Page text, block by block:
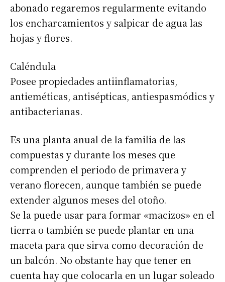
abonado regaremos regularmente evitando
los encharcamientos y salpicar de agua las
hojas y flores.
Caléndula
Posee propiedades antiinflamatorias,
antieméticas, antisépticas, antiespasmódics y
antibacterianas.
Es una planta anual de la familia de las
compuestas y durante los meses que
comprenden el periodo de primavera y
verano florecen, aunque también se puede
extender algunos meses del otoño.
Se la puede usar para formar «macizos» en el
tierra o también se puede plantar en una
maceta para que sirva como decoración de
un balcón. No obstante hay que tener en
cuenta hay que colocarla en un lugar soleado